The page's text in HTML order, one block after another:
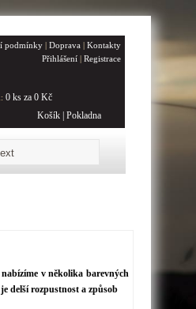
podmínky | Doprava | Kontakty
Přihlášení | Registrace
0 ks za 0 Kč
Košík
Pokladna
v několika barevných
delší rozpustnost a způsob